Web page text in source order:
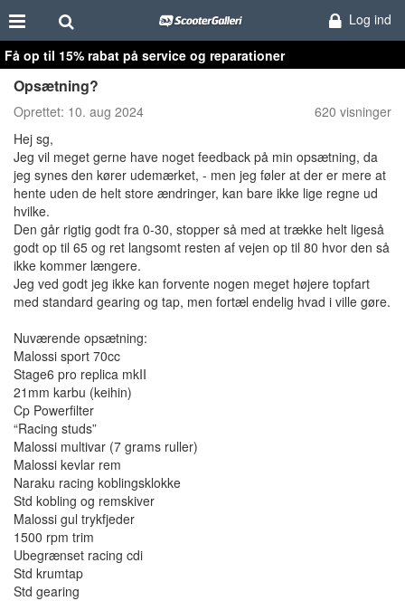
Log ind
Få op til 15% rabat på service og reparationer
Opsætning?
Oprettet: 10. aug 2024
620 visninger
Hej sg,
Jeg vil meget gerne have noget feedback på min opsætning, da
jeg synes den kører udemærket, - men jeg føler at der er mere at
hente uden de helt store ændringer, kan bare ikke lige regne ud
hvilke.
Den går rigtig godt fra 0-30, stopper så med at trække helt ligeså
godt op til 65 og ret langsomt resten af vejen op til 80 hvor den så
ikke kommer længere.
Jeg ved godt jeg ikke kan forvente nogen meget højere topfart
med standard gearing og tap, men fortæl endelig hvad i ville gøre.
Nuværende opsætning:
Malossi sport 70cc
Stage6 pro replica mkII
21mm karbu (keihin)
Cp Powerfilter
“Racing studs”
Malossi multivar (7 grams ruller)
Malossi kevlar rem
Naraku racing koblingsklokke
Std kobling og remskiver
Malossi gul trykfjeder
1500 rpm trim
Ubegrænset racing cdi
Std krumtap
Std gearing